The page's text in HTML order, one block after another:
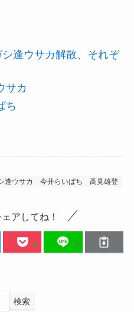
逢ウサカ解散、それぞ
サカ
ち
逢ウサカ 今井らいぱち 高見雄登
アしてね！
検索